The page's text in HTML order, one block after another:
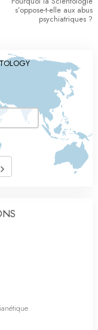
s’oppose-t-elle aux abus
psychiatriques ?